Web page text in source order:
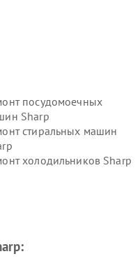
посудомоечных
Sharp
стиральных машин
холодильников Sharp